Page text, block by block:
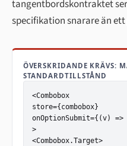
tangentbordskontraktet
specifikation snarare än
ÖVERSKRIDANDE KRÄVS:
STANDARDTILLSTÅND
<Combobox
store={combobox}
onOptionSubmit={(v)
>
<Combobox.Target>